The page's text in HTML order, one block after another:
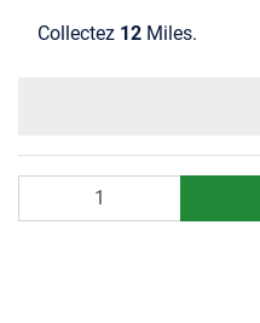
Collectez 12 Miles.